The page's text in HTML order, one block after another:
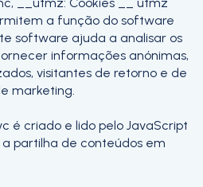
a função do software
software ajuda a analisar os
informações anónimas,
visitantes de retorno e de
marketing.
é criado e lido pelo JavaScript
partilha de conteúdos em